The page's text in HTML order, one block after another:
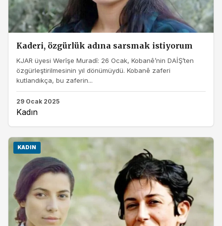
Kaderi, özgürlük adına sarsmak istiyorum
KJAR üyesi Werîşe Muradî: 26 Ocak, Kobanê’nin DAİŞ’ten
özgürleştirilmesinin yıl dönümüydü. Kobanê zaferi
kutlandıkça, bu zaferin...
29 Ocak 2025
Kadın
KADIN